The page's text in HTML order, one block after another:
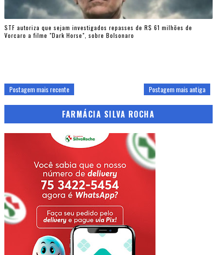
STF autoriza que sejam investigados repasses de R$ 61 milhões de
Vorcaro a filme "Dark Horse", sobre Bolsonaro
Postagem mais recente Postagem mais antiga
FARMÁCIA SILVA ROCHA